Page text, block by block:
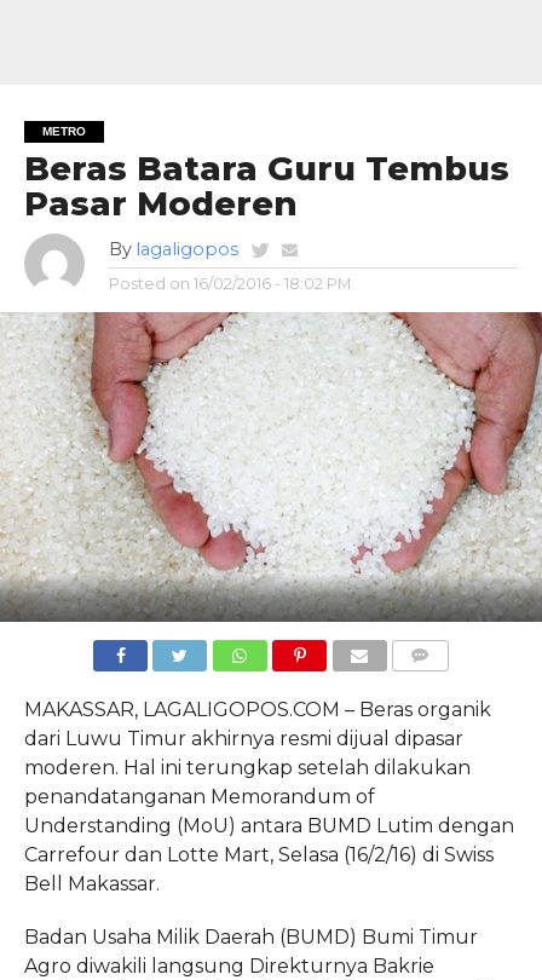
METRO
Beras Batara Guru Tembus
Pasar Moderen
By lagaligopos
Posted on 16/02/2016 - 18:02 PM
MAKASSAR, LAGALIGOPOS.COM – Beras organik
dari Luwu Timur akhirnya resmi dijual dipasar
moderen. Hal ini terungkap setelah dilakukan
penandatanganan Memorandum of
Understanding (MoU) antara BUMD Lutim dengan
Carrefour dan Lotte Mart, Selasa (16/2/16) di Swiss
Bell Makassar.
Badan Usaha Milik Daerah (BUMD) Bumi Timur
Agro diwakili langsung Direkturnya Bakrie